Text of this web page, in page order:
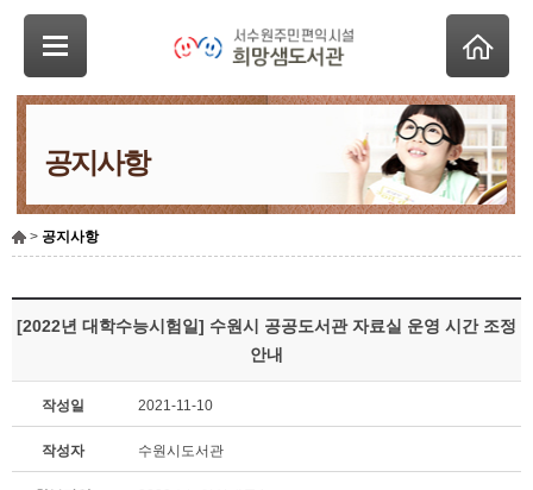
> 공지사항
공지사항
[2022년 대학수능시험일] 수원시 공공도서관 자료실 운영 시간 조정
안내
작성일 2021-11-10
작성자 수원시도서관